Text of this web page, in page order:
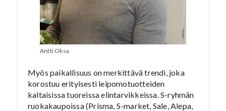
Antti Oksa
Myös paikallisuus on merkittävä trendi, joka
korostuu erityisesti leipomotuotteiden
kaltaisissa tuoreissa elintarvikkeissa. S-ryhmän
ruokakaupoissa (Prisma, S-market, Sale, Alepa,